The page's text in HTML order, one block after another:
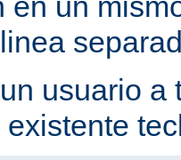
usuario a